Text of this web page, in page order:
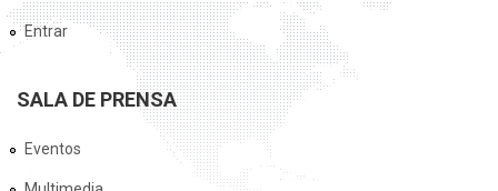
Entrar
SALA DE PRENSA
Eventos